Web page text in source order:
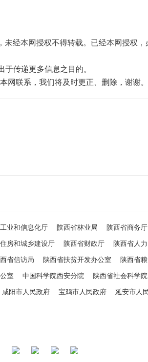
未经本网授权不得转载。已经本网授权，
于传递更多信息之目的。
网联系，我们将及时更正、删除，谢谢。
业和信息化厅 陕西省林业局 陕西省商务厅
房和城乡建设厅 陕西省财政厅 陕西省人
省信访局 陕西省扶贫开发办公室 陕西省
室 中国科学院西安分院 陕西省社会科学院
咸阳市人民政府 宝鸡市人民政府 延安市人